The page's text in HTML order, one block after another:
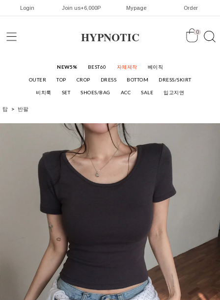
Login Join us+6,000P Mypage Order
HYPNOTIC 0
NEW5% BEST60 자체제작 베이직
OUTER TOP CROP DRESS BOTTOM DRESS/SKIRT
비치룩 SET SHOES/BAG ACC SALE 입고지연
탑 반팔